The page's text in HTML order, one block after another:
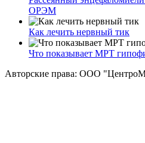
ОРЭМ
Как лечить нервный тик
Что показывает МРТ
Авторские права: ООО